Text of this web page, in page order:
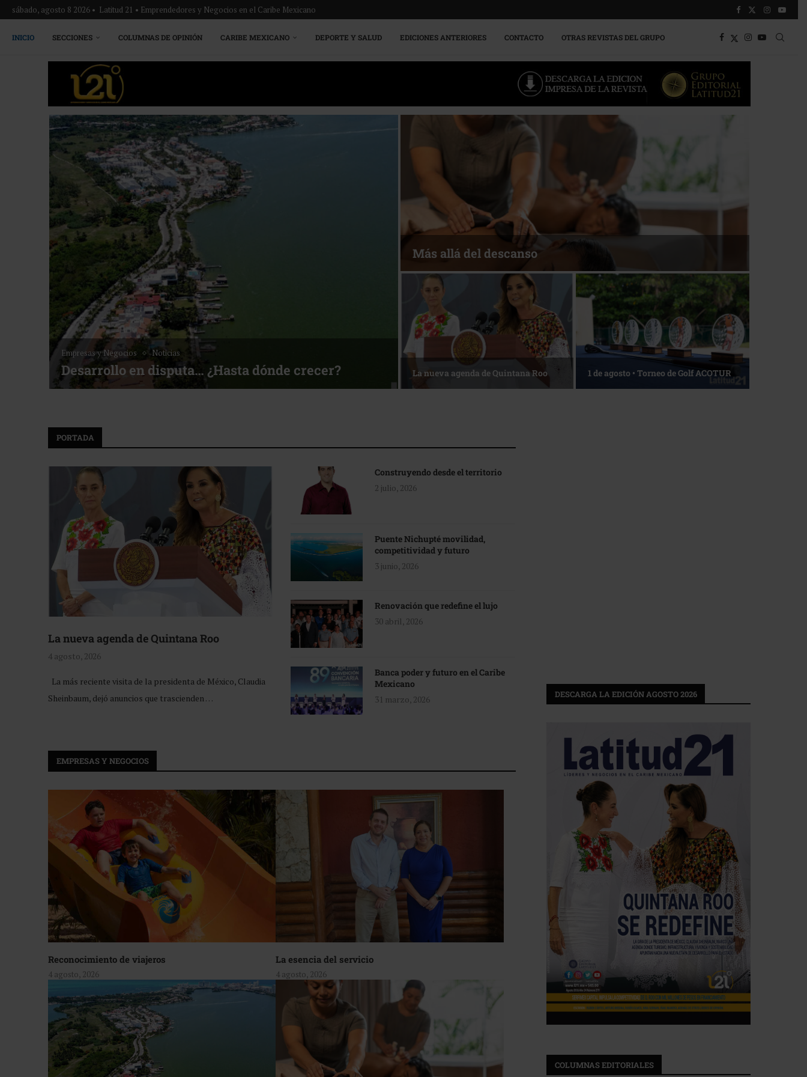
sábado, agosto 8 2026 • Latitud 21 • Emprendedores y Negocios en el Caribe Mexicano
INICIO SECCIONES COLUMNAS DE OPINIÓN CARIBE MEXICANO DEPORTE Y SALUD EDICIONES ANTERIORES CONTACTO OTRAS REVISTAS DEL GRUPO
Noticias
Bottega, un viaje servido a la mesa
Energía que Impulsa la competitividad
Reconocimiento de viajeros La esencia del servicio
PORTADA
La nueva agenda de Quintana Roo
4 agosto, 2026
La más reciente visita de la presidenta de México, Claudia
Sheinbaum, dejó anuncios que trascienden …
Construyendo desde el territorio
2 julio, 2026
Puente Nichupté movilidad,
competitividad y futuro
3 junio, 2026
Renovación que redefine el lujo
30 abril, 2026
Banca poder y futuro en el Caribe
Mexicano
31 marzo, 2026
EMPRESAS Y NEGOCIOS
Reconocimiento de viajeros
4 agosto, 2026
La esencia del servicio
4 agosto, 2026
DESCARGA LA EDICIÓN AGOSTO 2026
COLUMNAS EDITORIALES